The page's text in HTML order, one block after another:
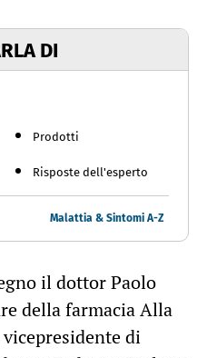
DI
Prodotti
Risposte dell'esperto
Malattia & Sintomi A-Z
il dottor Paolo
della farmacia Alla
di